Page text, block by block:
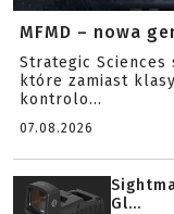
MFMD – nowa
Strategic Sciences
które zamiast
kontrolo...
07.08.2026
Gl...